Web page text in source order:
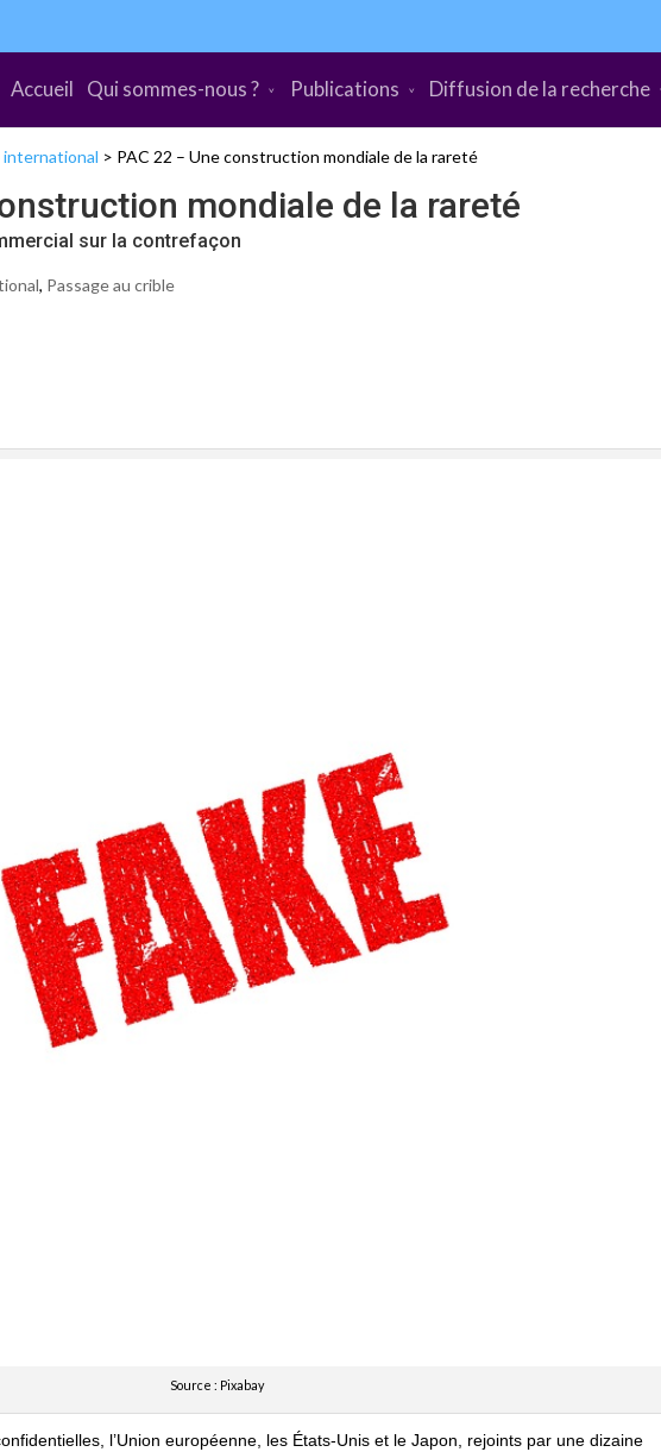
Accueil Qui sommes-nous ? Publications Diffusion de la recherche
international > PAC 22 – Une construction mondiale de la rareté
mondiale de la rareté
sur la contrefaçon
, Passage au crible
Source : Pixabay
l’Union européenne, les États-Unis et le Japon, rejoints par une dizaine